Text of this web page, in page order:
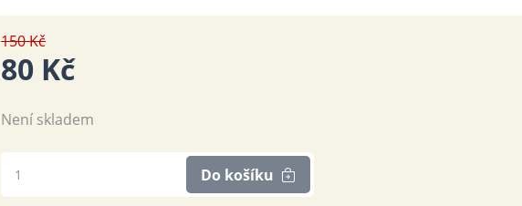
150 Kč
80 Kč
Není skladem
Do košíku